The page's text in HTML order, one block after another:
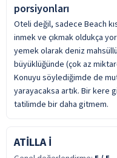
porsiyonları
Oteli değil, sadece Beach
inmek ve çıkmak oldukça
yemek olarak deniz
büyüklüğünde (çok az
Konuyu söylediğimde de
yarayacaksa artık. Bir kere
tatilimde bir daha gitmem.
ATİLLA İ